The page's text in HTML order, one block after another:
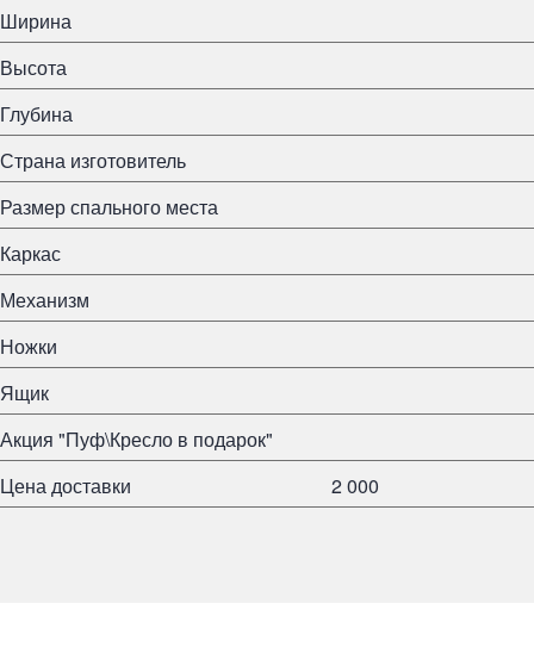
Ширина
Высота
Глубина
Страна изготовитель
Размер спального места
Каркас
Механизм
Ножки
Ящик
Акция "Пуф\Кресло в подарок"
Цена доставки
2 000